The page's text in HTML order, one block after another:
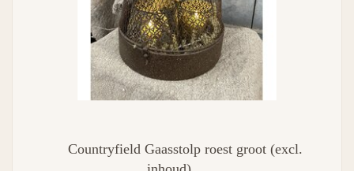
Countryfield Gaasstolp roest groot (excl.